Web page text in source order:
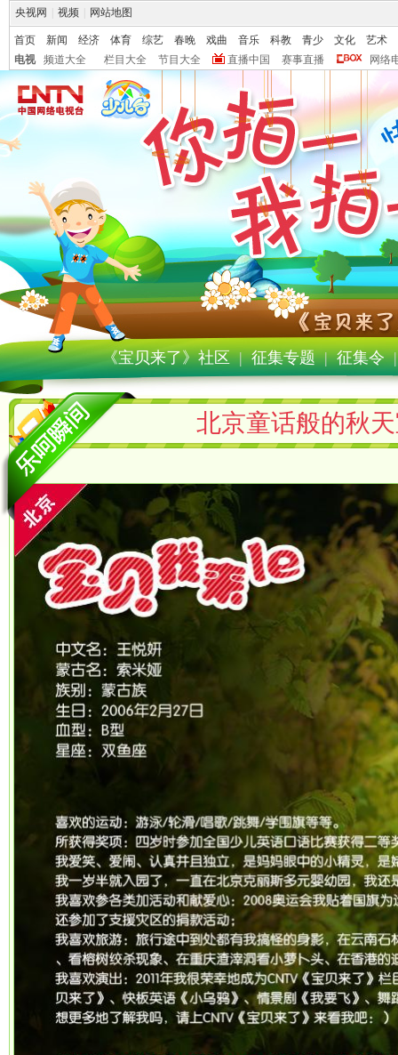
央视网 视频 网站地图
首页 新闻 经济 体育 综艺 春晚 戏曲 音乐 科教 青少 文化
艺术
电视
频道大全 栏目大全 节目大全 直播中国 赛事直播 网络
《宝贝来了》社区 | 征集专题 | 征集令
北京童话般的秋